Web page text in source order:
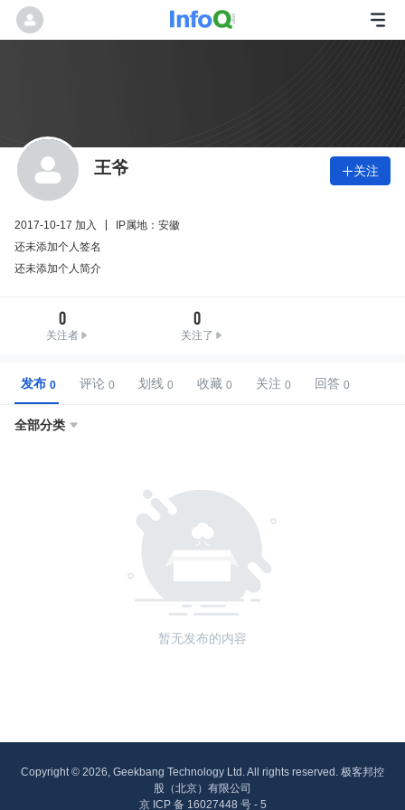
王爷 关注
2017-10-17 加入
IP属地：安徽
还未添加个人签名
还未添加个人简介
0
关注者
0
关注了
发布 评论 划线 收藏 关注 回答
全部分类 
暂无发布的内容
Copyright © 2026, Geekbang Technology Ltd. All rights reserved. 极客邦控
股（北京）有限公司
京 ICP 备 16027448 号 - 5